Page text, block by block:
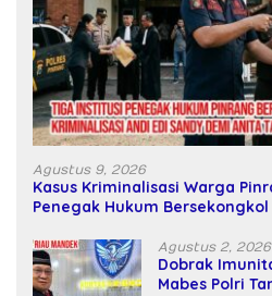
Agustus 9, 2026
Kasus Kriminalisasi Warga
Penegak Hukum Bersekongkol
Agustus 2, 2026
Dobrak
Mabes Polri